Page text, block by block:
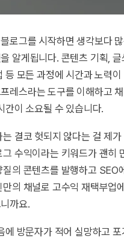
로그를 시작하면 생각보다
알게됩니다. 콘텐츠 기획,
등 모든 과정에 시간과 노력이
레스라는 도구를 이해하고
간이 소요될 수 있습니다.
결코 헛되지 않다는 걸 제가
수익이라는 키워드가 괜히
의 콘텐츠를 발행하고 SEO
의 채널로 고수익 재택부업
까요.
에 방문자가 적어 실망하고 포